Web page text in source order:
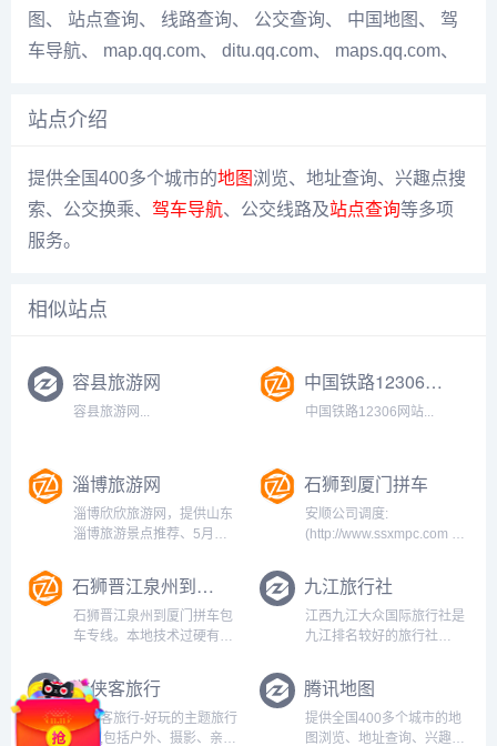
图 、 站点查询、 线路查询、 公交查询、 中国地图 、 驾
车导航、 map.qq.com、 ditu.qq.com、 maps.qq.com、
站点介绍
提供全国400多个城市的地图 浏览、地址查询、兴趣点搜
索、公交换乘、 驾车导航、公交线路及站点查询等多项
服务。
相似站点
容县旅游网
容县旅游网...
中国铁路12306网站
中国铁路12306网站...
淄博旅游网
淄博欣欣旅游网，提供山东
淄博旅游景点推荐、5月淄
淄博旅游线路、淄博酒店预
订、淄博旅游地图等出行指
南及旅游服务●欣欣旅游网
CNCN.com 更新时间：04
石狮到厦门拼车
安顺公司调度:
(http://www.ssxmpc.com 承
包车往返专线，厦门到石狮
晋江泉州私家车拼车包车、
机场接送等安全快捷长途服
务、兼小件货运。成立于
石狮晋江泉州到厦门拼车包车专线
石狮晋江泉州到厦门拼车包
车专线。本地技术过硬有经
（www.sjqxmpinbaoche.com）
提供厦门到石狮晋江泉州的
士多少钱，拼车，包车，商
务车，全程高速直达。...
九江旅行社
江西九江大众国际旅行社是
九江排名较好的旅行社
十年,是一家管理正规,诚信
守信的江西九江旅行社.九江
旅行社提供纯玩小包团,私人
定制团,休闲游,品质游团。...
游侠客旅行
游侠客旅行-好玩的主题旅行
平台,包括户外、摄影、亲
腾讯地图
提供全国400多个城市的地
图浏览、地址查询、兴趣点